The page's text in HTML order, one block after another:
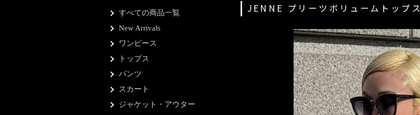
すべての商品一覧
New Arrivals
ワンピース
トップス
パンツ
スカート
ジャケット・アウター
JENNE プリーツボリュームトップス